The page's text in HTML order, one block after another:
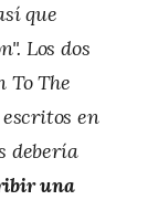
que
Los dos
To The
en
debería
una